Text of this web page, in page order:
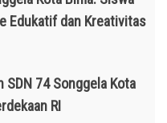
Edukatif dan Kreativitas
SDN 74 Songgela Kota
RI